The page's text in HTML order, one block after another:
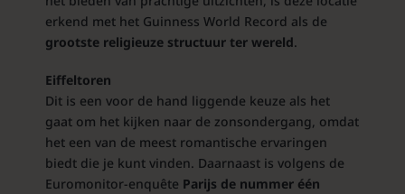
erkend met het Guinness World Record als de
grootste religieuze structuur ter wereld.
Eiffeltoren
Dit is een voor de hand liggende keuze als het
gaat om het kijken naar de zonsondergang, omdat
het een van de meest romantische ervaringen
biedt die je kunt vinden. Daarnaast is volgens de
Euromonitor-enquête Parijs de nummer één